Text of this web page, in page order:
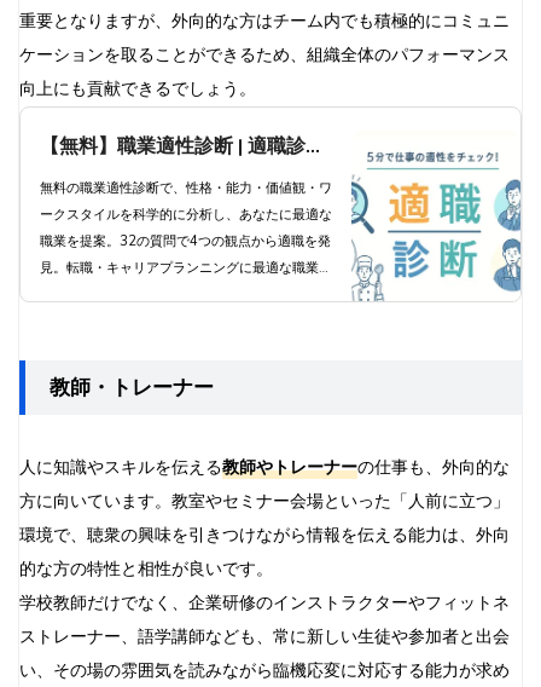
重要となりますが、外向的な方はチーム内でも積極的にコミュニ
ケーションを取ることができるため、組織全体のパフォーマンス
向上にも貢献できるでしょう。
【無料】職業適性診断 | 適職診断
で科学的分析と職業提案
無料の職業適性診断で、性格・能力・価値観・ワ
ークスタイルを科学的に分析し、あなたに最適な
職業を提案。32の質問で4つの観点から適職を発
見。転職・キャリアプランニングに最適な職業診
教師・トレーナー
人に知識やスキルを伝える教師やトレーナーの仕事も、外向的な
方に向いています。教室やセミナー会場といった「人前に立つ」
環境で、聴衆の興味を引きつけながら情報を伝える能力は、外向
的な方の特性と相性が良いです。
学校教師だけでなく、企業研修のインストラクターやフィットネ
ストレーナー、語学講師なども、常に新しい生徒や参加者と出会
い、その場の雰囲気を読みながら臨機応変に対応する能力が求め